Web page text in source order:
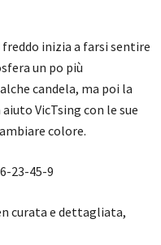
inizia a farsi sentire
un po più
candela, ma poi la
VicTsing con le sue
colore.
curata e dettagliata,